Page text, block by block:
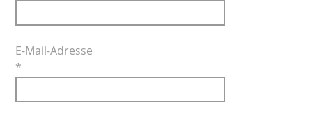
E-Mail-Adresse
*